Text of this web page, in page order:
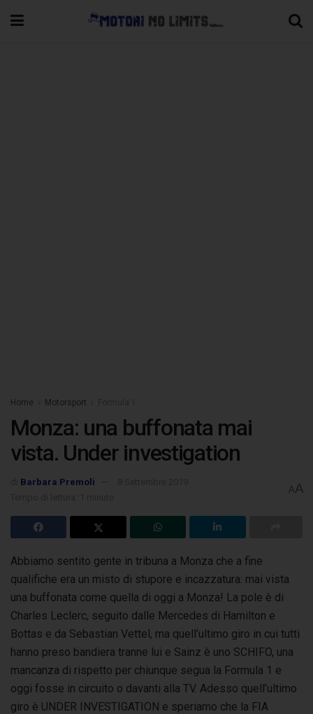
Home Motorsport
Monza: una buffonata mai
vista. Under investigation
Barbara Premoli
AA
Abbiamo sentito gente in tribuna a Monza che a fine
qualifiche era un misto di stupore e incazzatura: mai vista
una buffonata come quella di oggi a Monza! La pole è di
Charles Leclerc, seguito dalle Mercedes di Hamilton e
Bottas e da Sebastian Vettel, ma quell’ultimo giro in cui tutti
hanno preso bandiera tranne lui e Sainz è uno SCHIFO, una
mancanza di rispetto per chiunque segua la Formula 1 e
oggi fosse in circuito o davanti alla TV. Adesso quell’ultimo
giro è UNDER INVESTIGATION e speriamo che la FIA